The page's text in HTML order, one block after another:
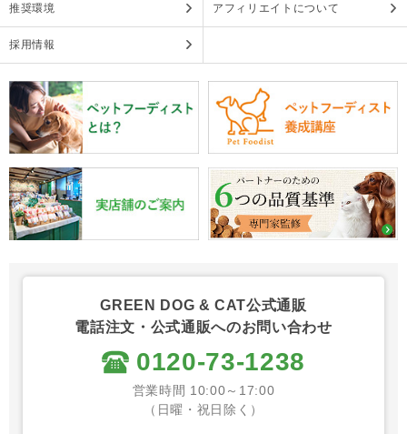
推奨環境 アフィリエイトについて
採用情報
GREEN DOG & CAT公式通販
電話注文・公式通販へのお問い合わせ
0120-73-1238
営業時間 10:00～17:00
（日曜・祝日除く）